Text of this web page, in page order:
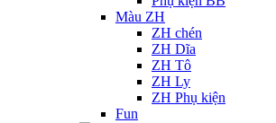
Màu ZH
ZH chén
ZH Dĩa
ZH Tô
ZH Ly
ZH Phụ kiện
Fun